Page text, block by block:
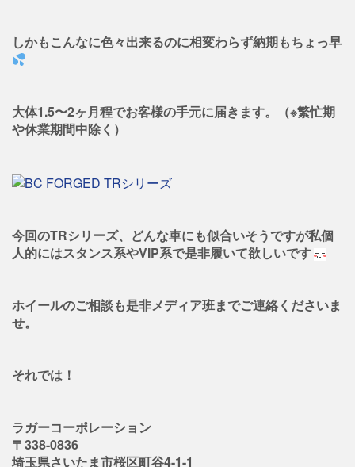
しかもこんなに色々出来るのに相変わらず納期もちょっ早
大体1.5〜2ヶ月程でお客様の手元に届きます。（※繁忙期
や休業期間中除く）
今回のTRシリーズ、どんな車にも似合いそうですが私個
人的にはスタンス系やVIP系で是非履いて欲しいです
ホイールのご相談も是非メディア班までご連絡くださいま
せ。
それでは！
ラガーコーポレーション
〒338-0836
埼玉県さいたま市桜区町谷4-1-1